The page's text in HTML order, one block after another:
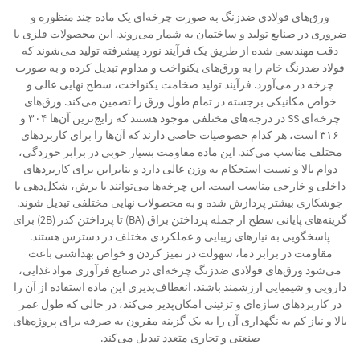
ورق‌های فولادی ضدزنگ به صورت چرخه‌ای یک ماده چند منظوره و
ضروری در صنایع تولید و ساختمان به شمار می‌روند. این محصولات فلزی با
دقت مهندسی شده از طریق یک فرآیند نورد پیشرفته تولید می‌شوند که
فولاد ضدزنگ خام را به ورق‌های یکنواخت و مداوم تبدیل کرده و به صورت
چرخه در می‌آورد. فرآیند تولید ضخامت یکنواخت، سطح نهایی عالی و
خواص مکانیکی برجسته در تمام طول ورق را تضمین می‌کند. ورق‌های
چرخه‌ای SS در درجه‌های مختلفی موجود هستند که رایج‌ترین آن‌ها ۳۰۴ و
۳۱۶ است، هر کدام خصوصیات خاصی دارند که آن‌ها را برای کاربردهای
مختلف مناسب می‌کند. این ماده مقاومت بسیار خوبی در برابر خوردگی،
دوام بالا و نسبت استحکام به وزن عالی دارد و بنابراین برای کاربردهای
داخلی و خارجی مناسب است. این چرخه‌ها می‌توانند با برش، شکل‌دهی یا
جوشکاری بیشتر پردازش شده و به محصولات نهایی مختلفی تبدیل شوند.
گزینه‌های پایانی سطح از جمله پرداختن براق (BA) تا پرداختن کدر (2B) برای
پاسخگویی به نیازهای زیبایی و عملکردی مختلف در دسترس هستند.
مقاومت در برابر دما، سهولت در تمیز کردن و خواص بهداشتی باعث
می‌شود ورق‌های فولادی ضدزنگ چرخه‌ای در صنایع فرآوری مواد غذایی،
دارویی و شیمیایی ارزشمند باشند. انعطاف‌پذیری این ماده استفاده از آن را
در کاربردهای سازه‌ای و تزئینی امکان‌پذیر می‌کند، در حالی که طول عمر
بالا و نیاز کم به نگهداری آن را به یک گزینه مقرون به صرفه برای پروژه‌های
صنعتی و تجاری متعدد تبدیل می‌کند.